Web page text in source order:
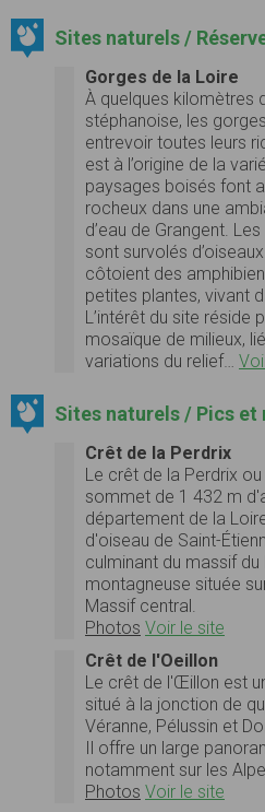
Sites naturels /
Gorges de la Loire
À quelques kilomètres
stéphanoise, les
entrevoir toutes leurs
est à l’origine de la
paysages boisés font
rocheux dans une
d’eau de Grangent.
sont survolés
côtoient des
petites plantes, vivant
L’intérêt du site réside
mosaïque de milieux,
variations du relief…
Sites naturels / Pics et
Crêt de la Perdrix
Le crêt de la Perdrix
sommet de 1 432 m
département de la
d'oiseau de Saint-
culminant du massif du
montagneuse située
Massif central.
Photos Voir le site
Crêt de l'Oeillon
Le crêt de l'Œillon est
situé à la jonction de
Véranne, Pélussin et
Il offre un large
notamment sur les
Photos Voir le site